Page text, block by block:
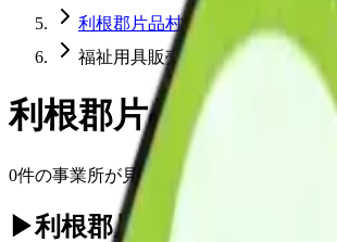
利根郡片品村
福祉用具販売
利根郡片品村 福
0件の事業所が見つかりました
▶利根郡片品村の福祉用具